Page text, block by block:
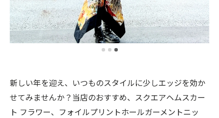
新しい年を迎え、いつものスタイルに少しエッジを効か
せてみませんか？当店のおすすめ、スクエアヘムスカー
ト フラワー、フォイルプリントホールガーメントニッ